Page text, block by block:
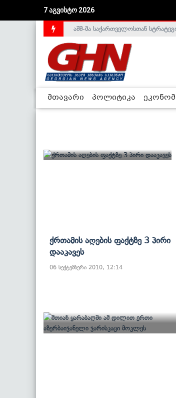
7 აგვისტო 2026
აშშ-მა საქართველოსთან
მთავარი პოლიტიკა
Ქრთამის Აღების Ფაქტზე 3 Პირი
Დააკავეს
06 სექტემბერი 2010, 12:14